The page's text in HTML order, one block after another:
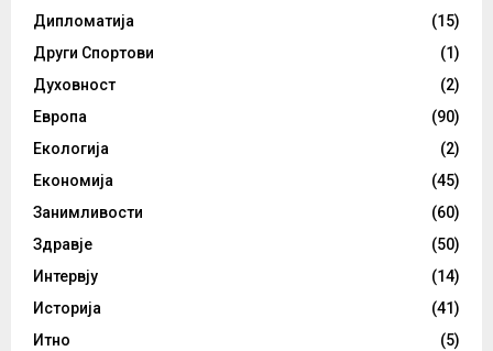
Дипломатија
(15)
Други Спортови
(1)
Духовност
(2)
Европа
(90)
Екологија
(2)
Економија
(45)
Занимливости
(60)
Здравје
(50)
Интервју
(14)
Историја
(41)
Итно
(5)